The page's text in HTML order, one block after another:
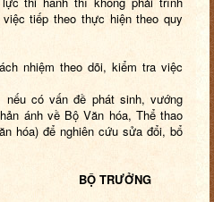
tiếp theo thực hiện theo quy
nhiệm theo dõi, kiểm tra việc
có vấn đề phát sinh, vướng
ánh về Bộ Văn hóa, Thể thao
hóa) để nghiên cứu sửa đổi, bổ
BỘ TRƯỞNG